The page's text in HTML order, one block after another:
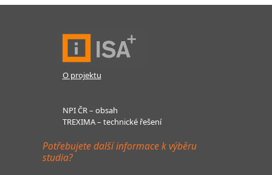
O projektu
NPI ČR – obsah
TREXIMA – technické řešení
Potřebujete další informace k výběru
studia?